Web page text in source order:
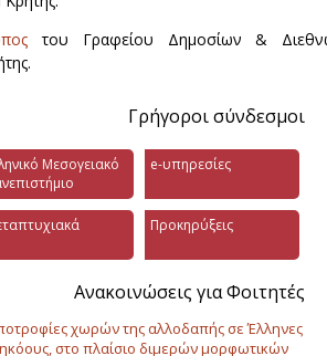
του Γραφείου Δημοσίων &
Γρήγοροι σύνδεσμοι
Μεσογειακό
e-υπηρεσίες
Προκηρύξεις
Ανακοινώσεις για Φοιτητές
χωρών της αλλοδαπής σε Έλληνες
στο πλαίσιο διμερών μορφωτικών